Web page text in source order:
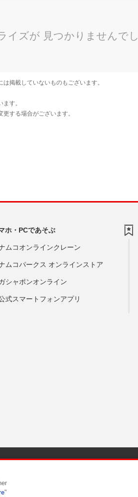
ホ・PCであそぶ
ムコオンラインクレーン
ムコパークス オンラインストア
シャポンオンライン
式スマートフォンアプリ
針
"